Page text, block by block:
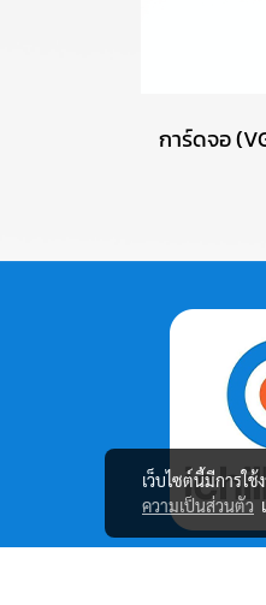
เว็บไซต์นี้มีการใ
ความเป็นส่วนตัว